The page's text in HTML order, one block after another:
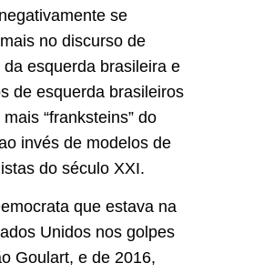
se
no discurso de
esquerda brasileira e
de esquerda brasileiros
“franksteins” do
invés de modelos de
do século XXI.
que estava na
Unidos nos golpes
Goulart, e de 2016,